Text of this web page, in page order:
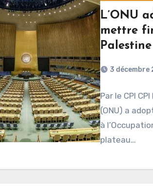
L’ONU
mettre
3 décembre
Par le CPI
(ONU) a
à
plateau…